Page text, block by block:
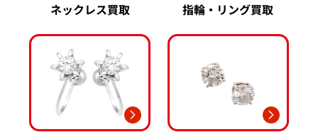
ネックレス買取 指輪・リング買取